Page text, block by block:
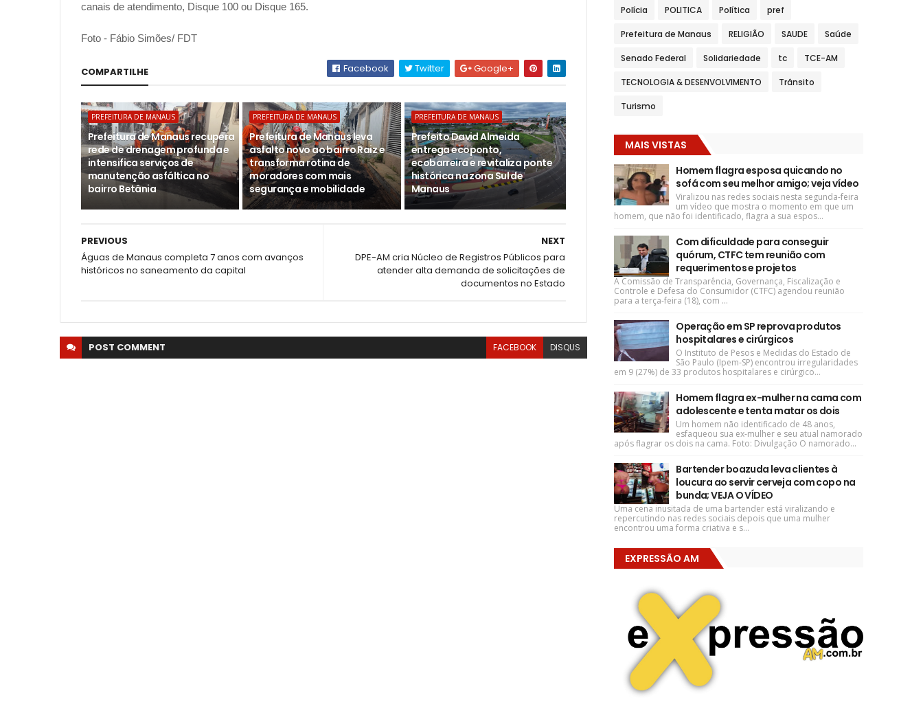
canais de atendimento, Disque 100 ou Disque 165.
Foto - Fábio Simões/ FDT
COMPARTILHE Facebook Twitter Google+
PREFEITURA DE MANAUS
Prefeitura de Manaus recupera
rede de drenagem profunda e
intensifica serviços de
manutenção asfáltica no
bairro Betânia
PREFEITURA DE MANAUS
Prefeitura de Manaus leva
asfalto novo ao bairro Raiz e
transforma rotina de
moradores com mais
segurança e mobilidade
PREFEITURA DE MANAUS
Prefeito David Almeida
entrega ecoponto,
ecobarreira e revitaliza ponte
histórica na zona Sul de
Manaus
NEXT
DPE-AM cria Núcleo de Registros Públicos para
atender alta demanda de solicitações de
documentos no Estado
PREVIOUS
Águas de Manaus completa 7 anos com avanços
históricos no saneamento da capital
POST COMMENT FACEBOOK DISQUS
Polícia POLITICA Política pref
Prefeitura de Manaus RELIGIÃO SAUDE Saúde
Senado Federal Solidariedade tc TCE-AM
TECNOLOGIA & DESENVOLVIMENTO Trânsito
Turismo
MAIS VISTAS
Homem flagra esposa quicando no
sofá com seu melhor amigo; veja vídeo
Viralizou nas redes sociais nesta segunda-feira
um vídeo que mostra o momento em que um
homem, que não foi identificado, flagra a sua espos...
Com dificuldade para conseguir
quórum, CTFC tem reunião com
requerimentos e projetos
A Comissão de Transparência, Governança, Fiscalização e
Controle e Defesa do Consumidor (CTFC) agendou reunião
para a terça-feira (18), com ...
Operação em SP reprova produtos
hospitalares e cirúrgicos
O Instituto de Pesos e Medidas do Estado de
São Paulo (Ipem-SP) encontrou irregularidades
em 9 (27%) de 33 produtos hospitalares e cirúrgico...
Homem flagra ex-mulher na cama com
adolescente e tenta matar os dois
Um homem não identificado de 48 anos,
esfaqueou sua ex-mulher e seu atual namorado
após flagrar os dois na cama. Foto: Divulgação O namorado...
Bartender boazuda leva clientes à
loucura ao servir cerveja com copo na
bunda; VEJA O VÍDEO
Uma cena inusitada de uma bartender está viralizando e
repercutindo nas redes sociais depois que uma mulher
encontrou uma forma criativa e s...
EXPRESSÃO AM